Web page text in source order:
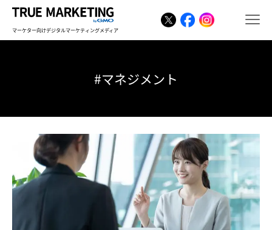
マーケター向けデジタルマーケティングメディア
#マネジメント